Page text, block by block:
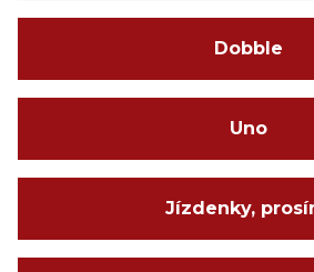
Dobble
Uno
Jízdenky,